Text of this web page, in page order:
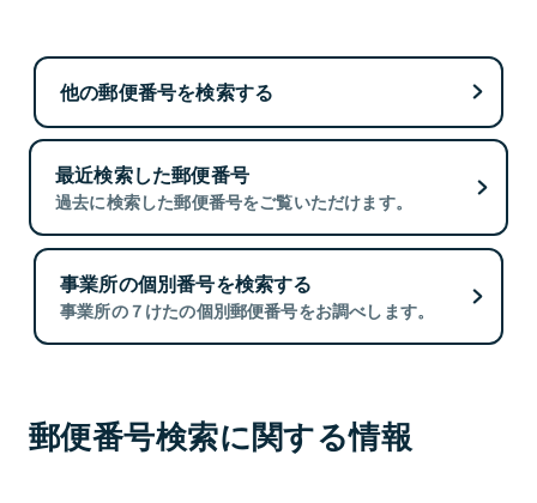
他の郵便番号を検索する
最近検索した郵便番号
過去に検索した郵便番号をご覧いただけます。
事業所の個別番号を検索する
事業所の７けたの個別郵便番号をお調べします。
郵便番号検索に関する情報